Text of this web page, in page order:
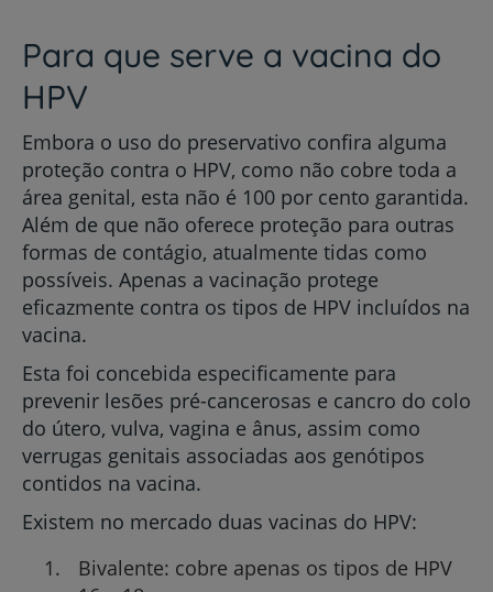
Para que serve a vacina do
HPV
Embora o uso do preservativo confira alguma
proteção contra o HPV, como não cobre toda a
área genital, esta não é 100 por cento garantida.
Além de que não oferece proteção para outras
formas de contágio, atualmente tidas como
possíveis. Apenas a vacinação protege
eficazmente contra os tipos de HPV incluídos na
vacina.
Esta foi concebida especificamente para
prevenir lesões pré-cancerosas e cancro do colo
do útero, vulva, vagina e ânus, assim como
verrugas genitais associadas aos genótipos
contidos na vacina.
Existem no mercado duas vacinas do HPV:
Bivalente: cobre apenas os tipos de HPV